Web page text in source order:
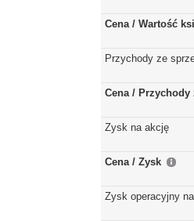
Cena / Wartość
Przychody ze
Cena / Przychody
Zysk na akcję
Cena / Zysk
Zysk operacyjny